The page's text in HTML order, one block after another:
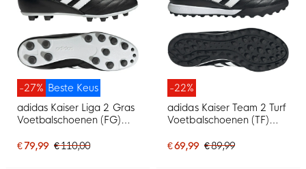
Beste Keus
-27%
adidas Kaiser Liga 2 Gras
Voetbalschoenen (FG)
€ 79,99 € 110,00
-22%
adidas Kaiser Team 2 Turf
Voetbalschoenen (TF)
€ 69,99 € 89,99